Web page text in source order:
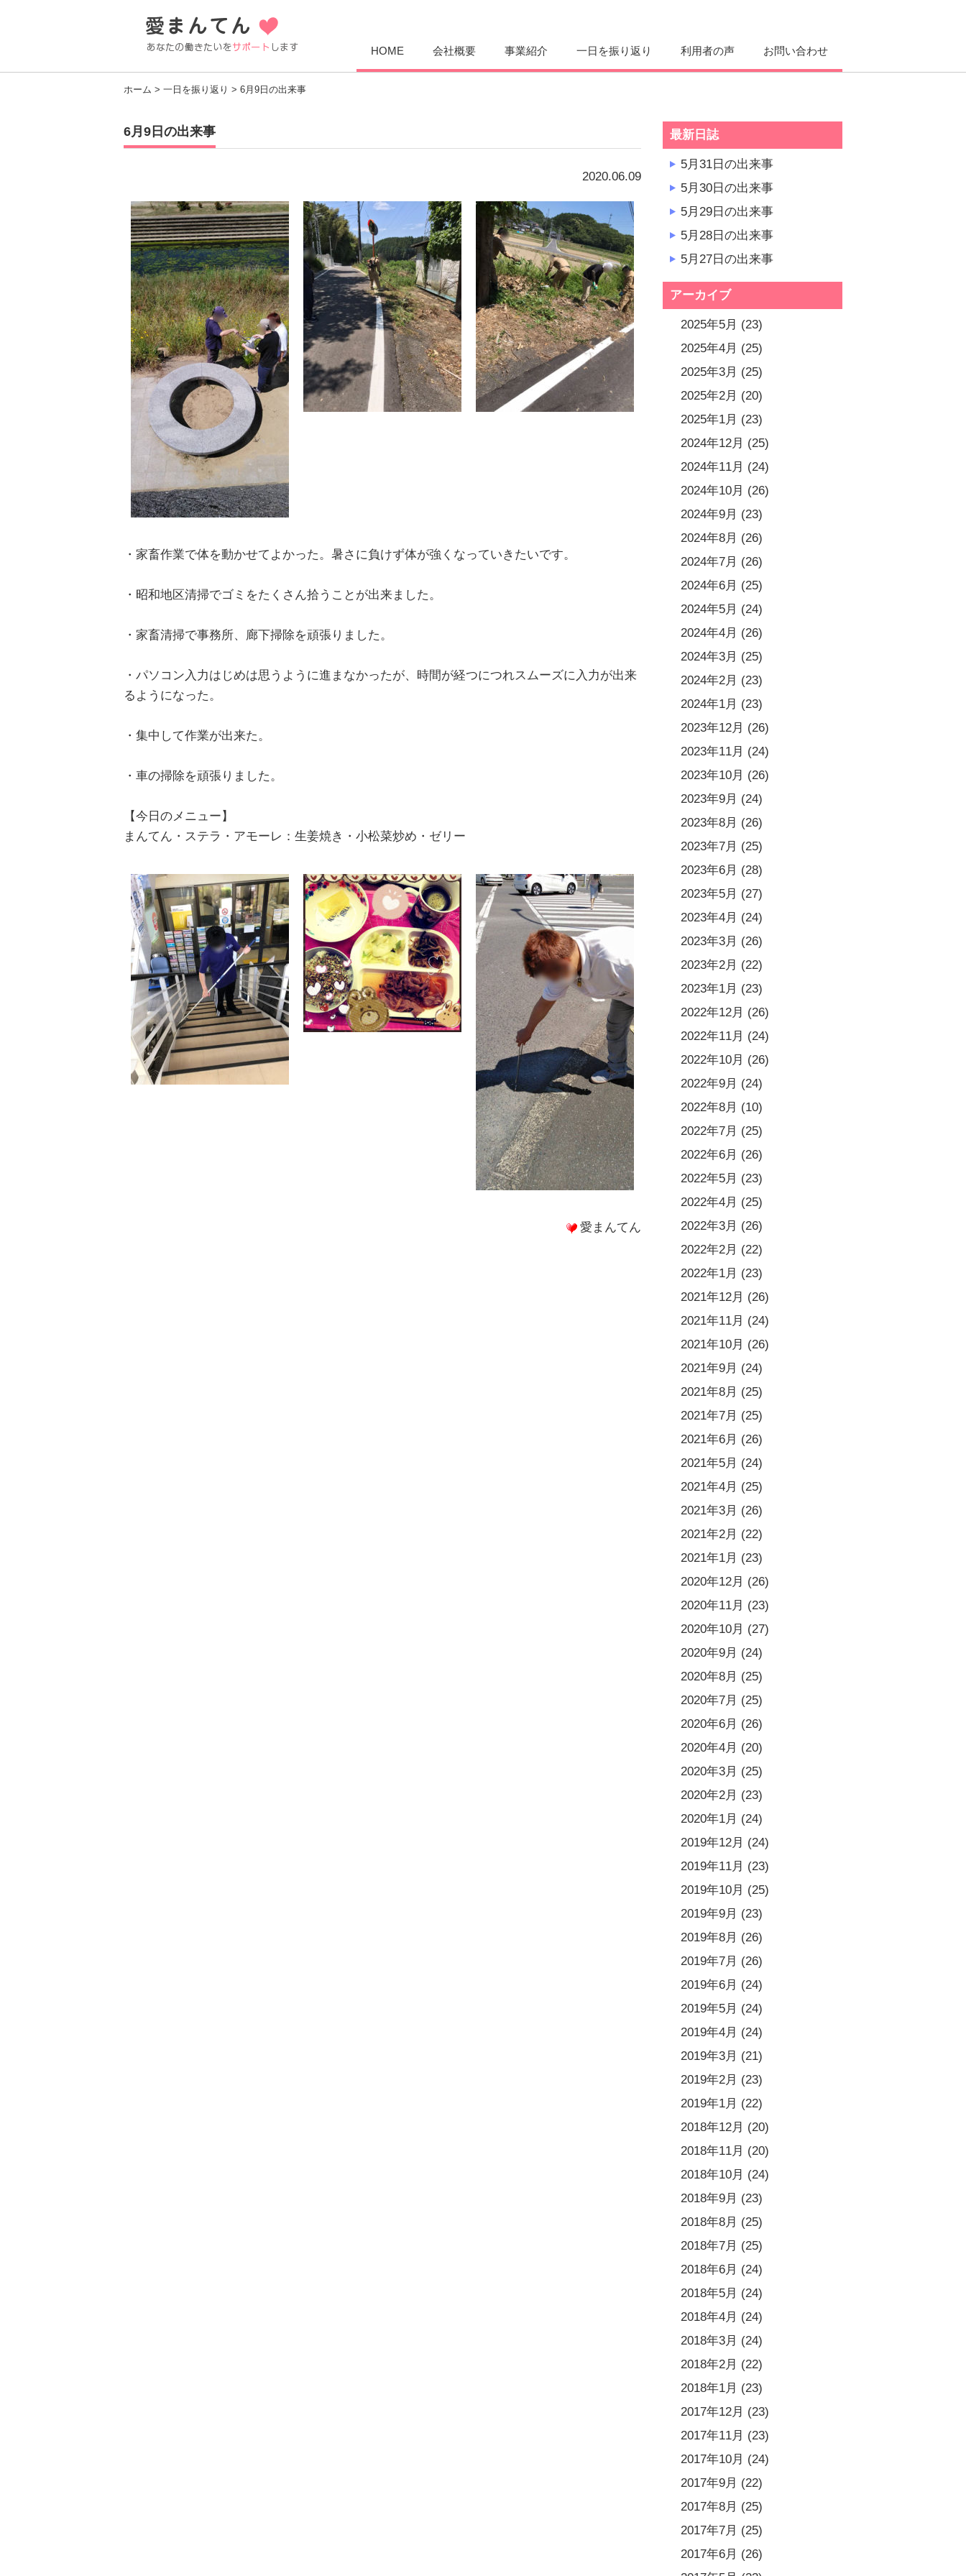
HOME 会社概要 事業紹介 一日を振り返り 利用者の声 お問い合わせ
ホーム > 一日を振り返り > 6月9日の出来事
6月9日の出来事
2020.06.09
・家畜作業で体を動かせてよかった。暑さに負けず体が強くなっていきたいです。
・昭和地区清掃でゴミをたくさん拾うことが出来ました。
・家畜清掃で事務所、廊下掃除を頑張りました。
・パソコン入力はじめは思うように進まなかったが、時間が経つにつれスムーズに入力が出来
るようになった。
・集中して作業が出来た。
・車の掃除を頑張りました。
【今日のメニュー】
まんてん・ステラ・アモーレ：生姜焼き・小松菜炒め・ゼリー
愛まんてん
最新日誌
5月31日の出来事
5月30日の出来事
5月29日の出来事
5月28日の出来事
5月27日の出来事
アーカイブ
2025年5月 (23)
2025年4月 (25)
2025年3月 (25)
2025年2月 (20)
2025年1月 (23)
2024年12月 (25)
2024年11月 (24)
2024年10月 (26)
2024年9月 (23)
2024年8月 (26)
2024年7月 (26)
2024年6月 (25)
2024年5月 (24)
2024年4月 (26)
2024年3月 (25)
2024年2月 (23)
2024年1月 (23)
2023年12月 (26)
2023年11月 (24)
2023年10月 (26)
2023年9月 (24)
2023年8月 (26)
2023年7月 (25)
2023年6月 (28)
2023年5月 (27)
2023年4月 (24)
2023年3月 (26)
2023年2月 (22)
2023年1月 (23)
2022年12月 (26)
2022年11月 (24)
2022年10月 (26)
2022年9月 (24)
2022年8月 (10)
2022年7月 (25)
2022年6月 (26)
2022年5月 (23)
2022年4月 (25)
2022年3月 (26)
2022年2月 (22)
2022年1月 (23)
2021年12月 (26)
2021年11月 (24)
2021年10月 (26)
2021年9月 (24)
2021年8月 (25)
2021年7月 (25)
2021年6月 (26)
2021年5月 (24)
2021年4月 (25)
2021年3月 (26)
2021年2月 (22)
2021年1月 (23)
2020年12月 (26)
2020年11月 (23)
2020年10月 (27)
2020年9月 (24)
2020年8月 (25)
2020年7月 (25)
2020年6月 (26)
2020年4月 (20)
2020年3月 (25)
2020年2月 (23)
2020年1月 (24)
2019年12月 (24)
2019年11月 (23)
2019年10月 (25)
2019年9月 (23)
2019年8月 (26)
2019年7月 (26)
2019年6月 (24)
2019年5月 (24)
2019年4月 (24)
2019年3月 (21)
2019年2月 (23)
2019年1月 (22)
2018年12月 (20)
2018年11月 (20)
2018年10月 (24)
2018年9月 (23)
2018年8月 (25)
2018年7月 (25)
2018年6月 (24)
2018年5月 (24)
2018年4月 (24)
2018年3月 (24)
2018年2月 (22)
2018年1月 (23)
2017年12月 (23)
2017年11月 (23)
2017年10月 (24)
2017年9月 (22)
2017年8月 (25)
2017年7月 (25)
2017年6月 (26)